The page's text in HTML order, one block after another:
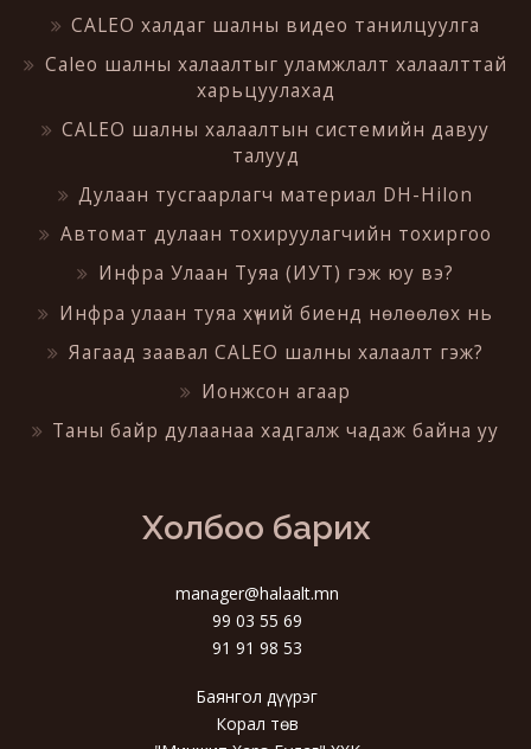
CALEO халдаг шалны видео танилцуулга
Caleo шалны халаалтыг уламжлалт халаалттай
харьцуулахад
CALEO шалны халаалтын системийн давуу
талууд
Дулаан тусгаарлагч материал DH-Hilon
Автомат дулаан тохируулагчийн тохиргоо
Инфра Улаан Туяа (ИУТ) гэж юу вэ?
Инфра улаан туяа хүний биенд нөлөөлөх нь
Яагаад заавал CALEO шалны халаалт гэж?
Ионжсон агаар
Таны байр дулаанаа хадгалж чадаж байна уу
Холбоо барих
manager@halaalt.mn
99 03 55 69
91 91 98 53
Баянгол дүүрэг
Корал төв